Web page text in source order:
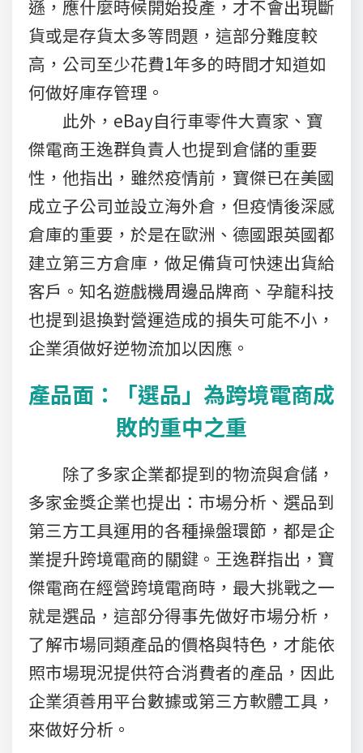
遜，應什麼時候開始投產，才不會出現斷
貨或是存貨太多等問題，這部分難度較
高，公司至少花費1年多的時間才知道如
何做好庫存管理。
此外，eBay自行車零件大賣家、寶
傑電商王逸群負責人也提到倉儲的重要
性，他指出，雖然疫情前，寶傑已在美國
成立子公司並設立海外倉，但疫情後深感
倉庫的重要，於是在歐洲、德國跟英國都
建立第三方倉庫，做足備貨可快速出貨給
客戶。知名遊戲機周邊品牌商、孕龍科技
也提到退換對營運造成的損失可能不小，
企業須做好逆物流加以因應。
產品面：「選品」為跨境電商成
敗的重中之重
除了多家企業都提到的物流與倉儲，
多家金獎企業也提出：市場分析、選品到
第三方工具運用的各種操盤環節，都是企
業提升跨境電商的關鍵。王逸群指出，寶
傑電商在經營跨境電商時，最大挑戰之一
就是選品，這部分得事先做好市場分析，
了解市場同類產品的價格與特色，才能依
照市場現況提供符合消費者的產品，因此
企業須善用平台數據或第三方軟體工具，
來做好分析。